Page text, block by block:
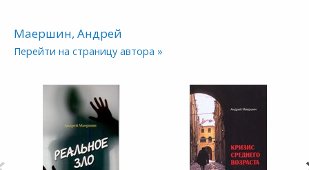
Маершин, Андрей
Перейти на страницу автора »